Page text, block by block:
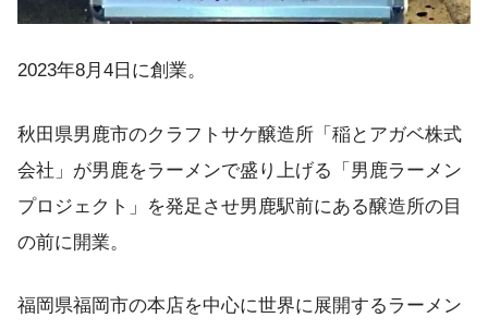
2023年8月4日に創業。
秋田県男鹿市のクラフトサケ醸造所「稲とアガベ株式
会社」が男鹿をラーメンで盛り上げる「男鹿ラーメン
プロジェクト」を発足させ男鹿駅前にある醸造所の目
の前に開業。
福岡県福岡市の本店を中心に世界に展開するラーメン